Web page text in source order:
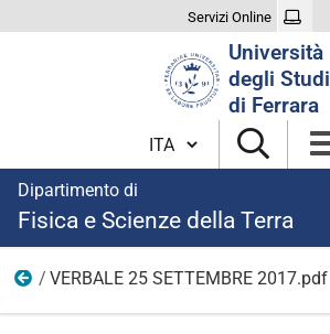
Servizi Online
Università
degli Studi
di Ferrara
Cambia lingua
Dipartimento di
Fisica e Scienze della Terra
2017
VERBALE 25 SETTEMBRE 2017.pdf